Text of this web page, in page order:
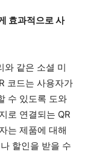
효과적으로 사
와 같은 소셜 미
코드는 사용자가
수 있도록 도와
로 연결되는 QR
는 제품에 대해
할인을 받을 수